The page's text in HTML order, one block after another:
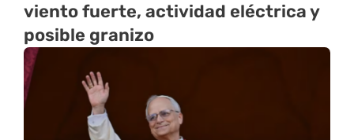
viento fuerte, actividad eléctrica y
posible granizo